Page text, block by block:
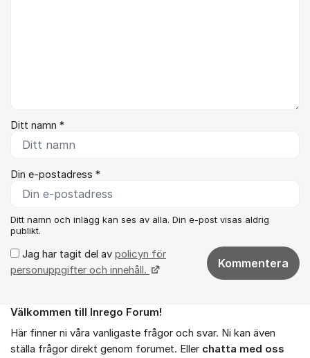
Ditt namn *
Din e-postadress *
Ditt namn och inlägg kan ses av alla. Din e-post visas aldrig
publikt.
Jag har tagit del av policyn för
personuppgifter och innehåll.
Kommentera
Om forumet
Välkommen till Inrego Forum!
Här finner ni våra vanligaste frågor och svar. Ni kan även
ställa frågor direkt genom forumet. Eller chatta med oss